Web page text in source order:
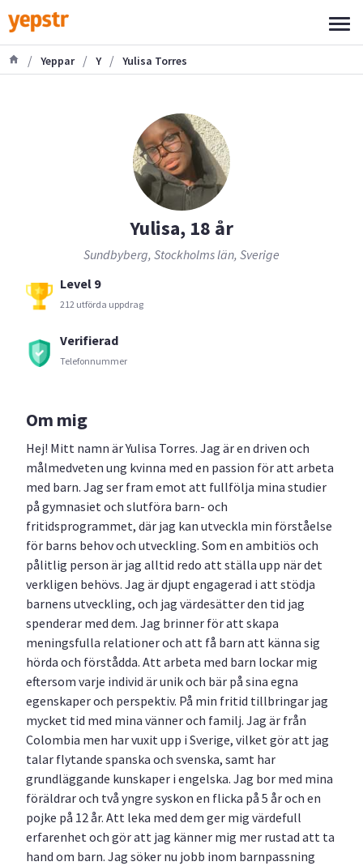
/ Yeppar / Y / Yulisa Torres
Yulisa, 18 år
Sundbyberg, Stockholms län, Sverige
Level 9
212 utförda uppdrag
Verifierad
Telefonnummer
Om mig
Hej! Mitt namn är Yulisa Torres. Jag är en driven och
målmedveten ung kvinna med en passion för att arbeta
med barn. Jag ser fram emot att fullfölja mina studier
på gymnasiet och slutföra barn- och
fritidsprogrammet, där jag kan utveckla min förståelse
för barns behov och utveckling. Som en ambitiös och
pålitlig person är jag alltid redo att ställa upp när det
verkligen behövs. Jag är djupt engagerad i att stödja
barnens utveckling, och jag värdesätter den tid jag
spenderar med dem. Jag brinner för att skapa
meningsfulla relationer och att få barn att känna sig
hörda och förstådda. Att arbeta med barn lockar mig
eftersom varje individ är unik och bär på sina egna
egenskaper och perspektiv. På min fritid tillbringar jag
mycket tid med mina vänner och familj. Jag är från
Colombia men har vuxit upp i Sverige, vilket gör att jag
talar flytande spanska och svenska, samt har
grundläggande kunskaper i engelska. Jag bor med mina
föräldrar och två yngre syskon en flicka på 5 år och en
pojke på 12 år. Att leka med dem ger mig värdefull
erfarenhet och gör att jag känner mig mer rustad att ta
hand om barn. Jag söker nu jobb inom barnpassning